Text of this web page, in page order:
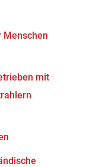
Menschen
mit